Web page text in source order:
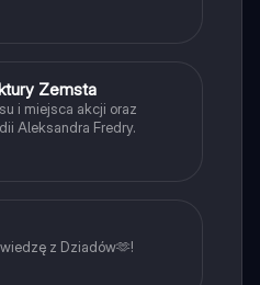
Zemsta
i miejsca akcji oraz
Aleksandra Fredry.
z Dziadów🫶!